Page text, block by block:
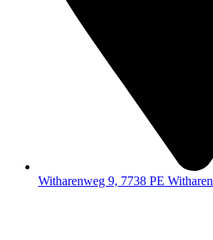
Witharenweg 9, 7738 PE Witharen